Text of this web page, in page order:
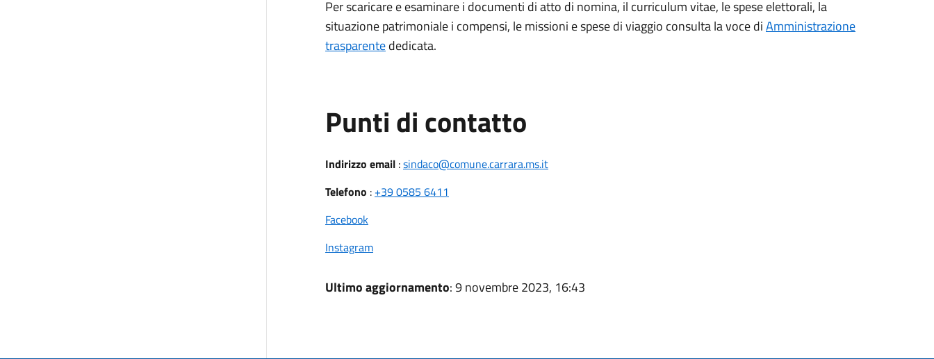
Per scaricare e esaminare i documenti di atto di nomina, il curriculum vitae, le spese elettorali, la
situazione patrimoniale i compensi, le missioni e spese di viaggio consulta la voce diAmministrazione
trasparentededicata.
Punti di contatto
Indirizzo email:sindaco@comune.carrara.ms.it
Telefono : +39 0585 6411
Facebook
Instagram
Ultimo aggiornamento: 9 novembre 2023, 16:43